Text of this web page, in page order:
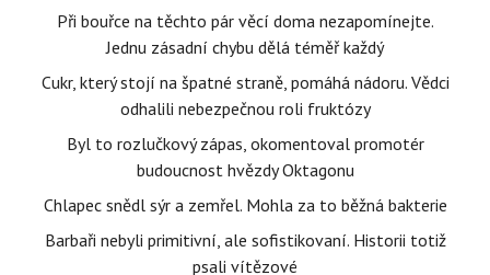
Při bouřce na těchto pár věcí doma nezapomínejte.
Jednu zásadní chybu dělá téměř každý
Cukr, který stojí na špatné straně, pomáhá nádoru. Vědci
odhalili nebezpečnou roli fruktózy
Byl to rozlučkový zápas, okomentoval promotér
budoucnost hvězdy Oktagonu
Chlapec snědl sýr a zemřel. Mohla za to běžná bakterie
Barbaři nebyli primitivní, ale sofistikovaní. Historii totiž
psali vítězové